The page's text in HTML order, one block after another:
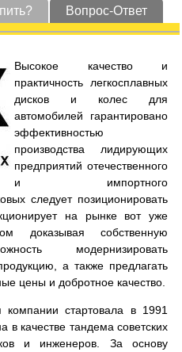
Вопрос-Ответ
Высокое качество и
практичность легкосплавных
дисков и колес для
автомобилей гарантировано
эффективностью
производства лидирующих
предприятий отечественного
и импортного
следует позиционировать
на рынке вот уже
собственную
модернизировать
а также предлагать
цены и добротное качество.
компании стартовала в 1991
в качестве тандема советских
и инженеров. За основу